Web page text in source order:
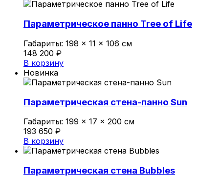
Параметрическое панно Tree of Life
Габариты: 198 × 11 × 106 см
148 200 ₽
В корзину
Новинка
Параметрическая стена-панно Sun
Габариты: 199 × 17 × 200 см
193 650 ₽
В корзину
Параметрическая стена Bubbles